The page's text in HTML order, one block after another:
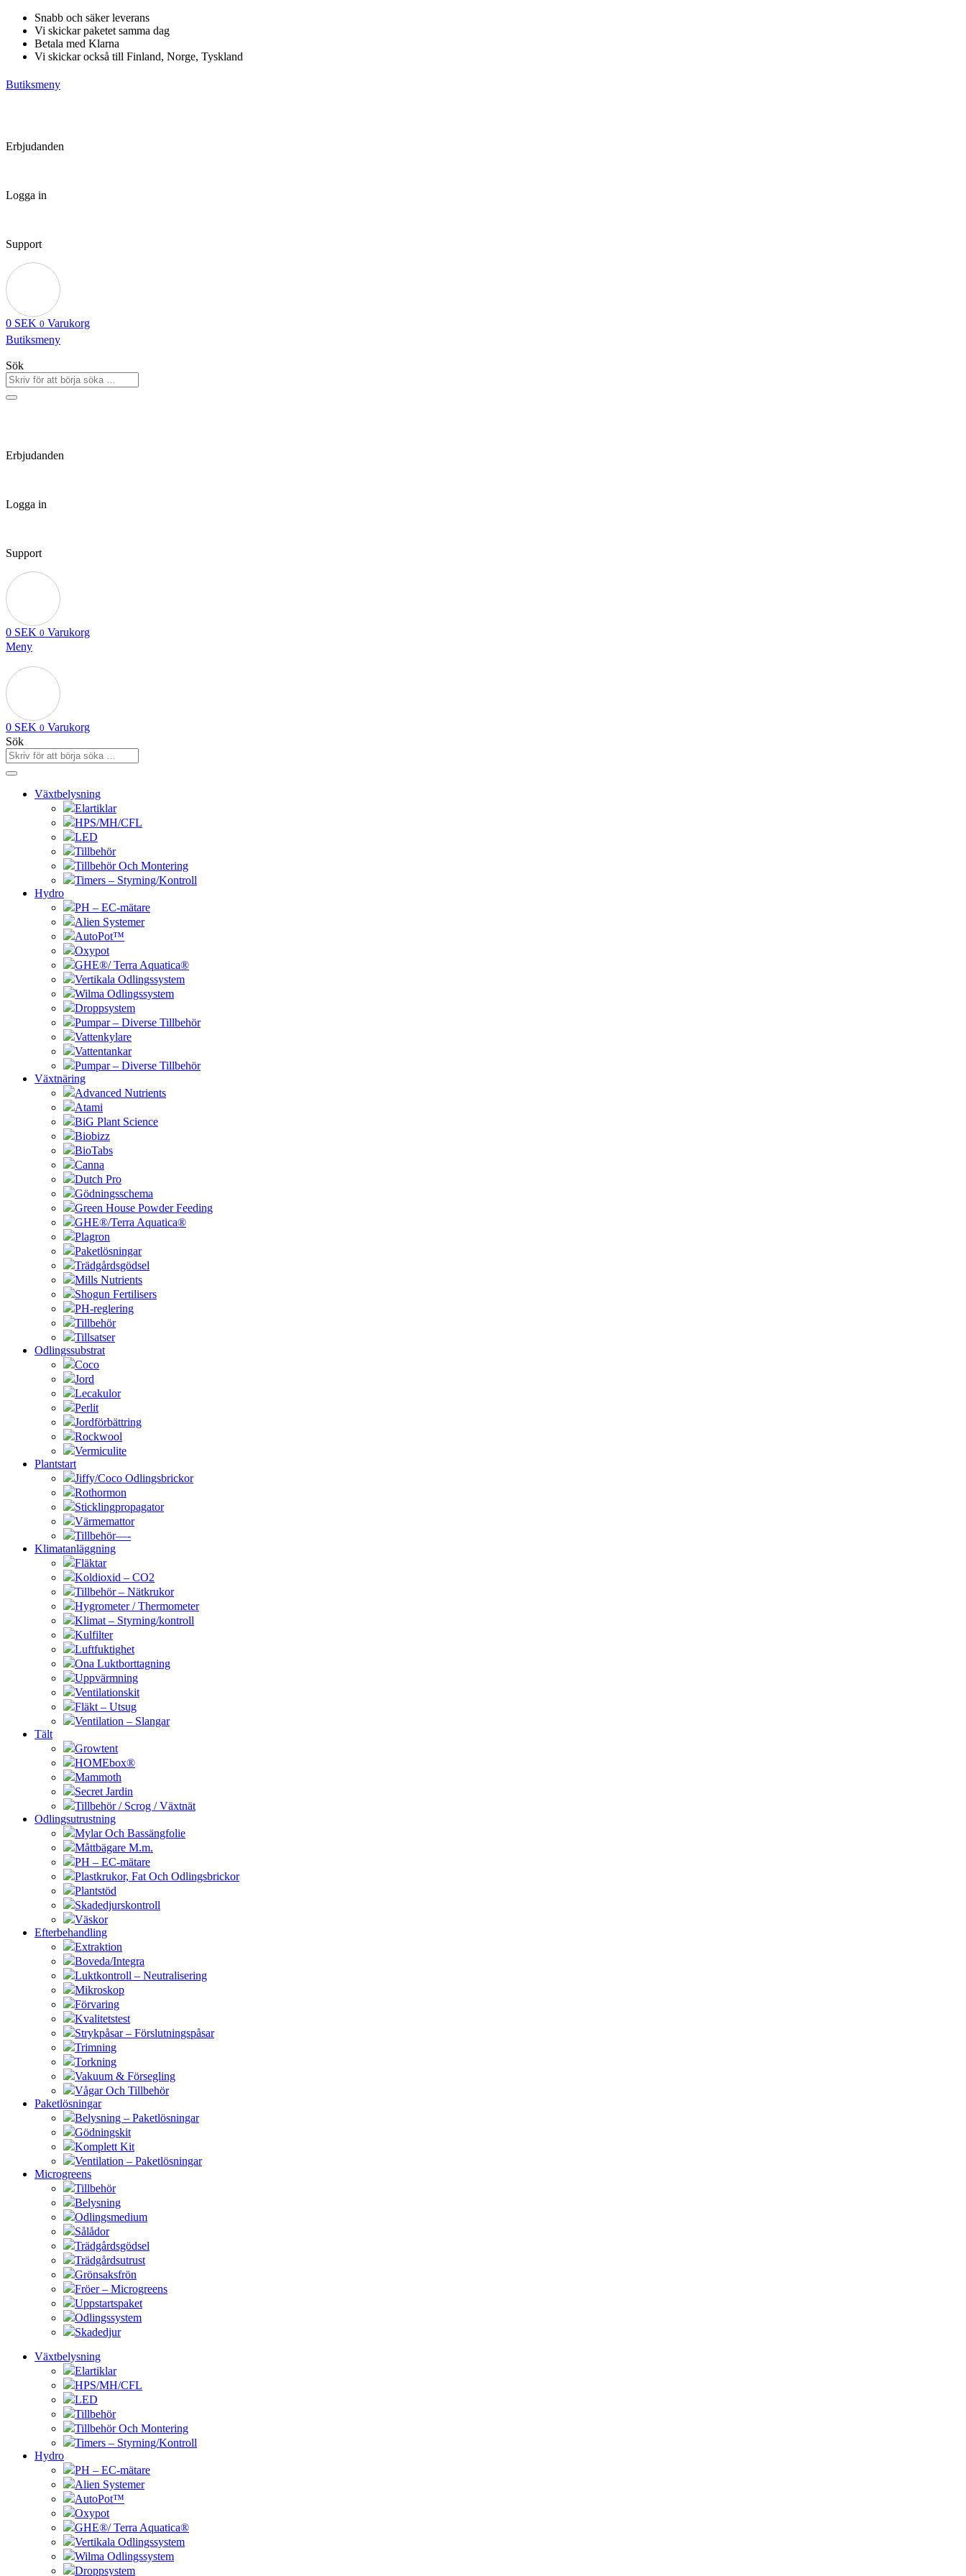
Hoppa
innehåll
Snabb och säker leverans
Vi skickar paketet samma dag
Betala med Klarna
Vi skickar också till Finland, Norge, Tyskland
Butiksmeny
Erbjudanden
Logga in
Support
0 SEK 0 Varukorg
Butiksmeny
Sök
Erbjudanden
Logga in
Support
0 SEK 0 Varukorg
Meny
0 SEK 0 Varukorg
Sök
Växtbelysning
Elartiklar
HPS/MH/CFL
LED
Tillbehör
Tillbehör Och Montering
Timers – Styrning/Kontroll
Hydro
PH – EC-mätare
Alien Systemer
AutoPot™
Oxypot
GHE®/ Terra Aquatica®
Vertikala Odlingssystem
Wilma Odlingssystem
Droppsystem
Pumpar – Diverse Tillbehör
Vattenkylare
Vattentankar
Pumpar – Diverse Tillbehör
Växtnäring
Advanced Nutrients
Atami
BiG Plant Science
Biobizz
BioTabs
Canna
Dutch Pro
Gödningsschema
Green House Powder Feeding
GHE®/Terra Aquatica®
Plagron
Paketlösningar
Trädgårdsgödsel
Mills Nutrients
Shogun Fertilisers
PH-reglering
Tillbehör
Tillsatser
Odlingssubstrat
Coco
Jord
Lecakulor
Perlit
Jordförbättring
Rockwool
Vermiculite
Plantstart
Jiffy/Coco Odlingsbrickor
Rothormon
Sticklingpropagator
Värmemattor
Tillbehör—-
Klimatanläggning
Fläktar
Koldioxid – CO2
Tillbehör – Nätkrukor
Hygrometer / Thermometer
Klimat – Styrning/kontroll
Kulfilter
Luftfuktighet
Ona Luktborttagning
Uppvärmning
Ventilationskit
Fläkt – Utsug
Ventilation – Slangar
Tält
Growtent
HOMEbox®
Mammoth
Secret Jardin
Tillbehör / Scrog / Växtnät
Odlingsutrustning
Mylar Och Bassängfolie
Måttbägare M.m.
PH – EC-mätare
Plastkrukor, Fat Och Odlingsbrickor
Plantstöd
Skadedjurskontroll
Väskor
Efterbehandling
Extraktion
Boveda/Integra
Luktkontroll – Neutralisering
Mikroskop
Förvaring
Kvalitetstest
Strykpåsar – Förslutningspåsar
Trimning
Torkning
Vakuum & Försegling
Vågar Och Tillbehör
Paketlösningar
Belysning – Paketlösningar
Gödningskit
Komplett Kit
Ventilation – Paketlösningar
Microgreens
Tillbehör
Belysning
Odlingsmedium
Sålådor
Trädgårdsgödsel
Trädgårdsutrust
Grönsaksfrön
Fröer – Microgreens
Uppstartspaket
Odlingssystem
Skadedjur
Växtbelysning
Elartiklar
HPS/MH/CFL
LED
Tillbehör
Tillbehör Och Montering
Timers – Styrning/Kontroll
Hydro
PH – EC-mätare
Alien Systemer
AutoPot™
Oxypot
GHE®/ Terra Aquatica®
Vertikala Odlingssystem
Wilma Odlingssystem
Droppsystem